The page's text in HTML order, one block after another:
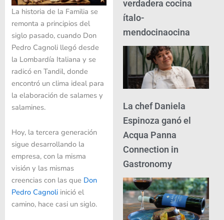
La historia de la Familia se
remonta a principios del
siglo pasado, cuando Don
Pedro Cagnoli llegó desde
la Lombardía Italiana y se
radicó en Tandil, donde
encontró un clima ideal para
la elaboración de salames y
salamines.
Hoy, la tercera generación
sigue desarrollando la
empresa, con la misma
visión y las mismas
creencias con las que Don
Pedro Cagnoliinició el
camino, hace casi un siglo.
verdadera cocina
ítalo-
mendocinaocina
La chef Daniela
Espinoza ganó el
Acqua Panna
Connection in
Gastronomy